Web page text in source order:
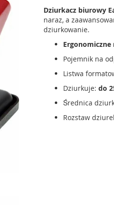
Dziurkacz biurowy
naraz, a
dziurkowanie.
Ergonomiczne
Pojemnik na
Listwa
Dziurkuje: do
Średnica
Rozstaw